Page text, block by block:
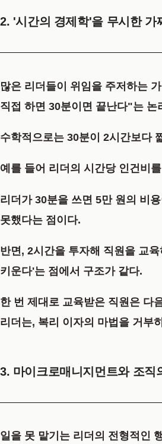
2. '시간의 경제학'을 무시한 가
많은 리더들이 위임을 주저하는
직접 하면 30분이면 끝난다"는 논
수학적으로는 30분이 2시간보다
예를 들어 리더의 시간당 인건비
리더가 30분을 쓰면 5만 원의 비
못했다는 점이다.
반면, 2시간을 투자해 직원을 교
키운다'는 점에서 구조가 같다.
한 번 제대로 교육받은 직원은 다
리더는, 복리 이자의 마법을 거부
3. 마이크로매니지먼트와 조직
일을 못 맡기는 리더의 전형적인